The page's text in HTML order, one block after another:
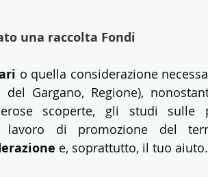
una raccolta Fondi
o quella considerazione
Gargano, Regione),
scoperte, gli studi sulle
di promozione del
e, soprattutto, il tuo aiuto.